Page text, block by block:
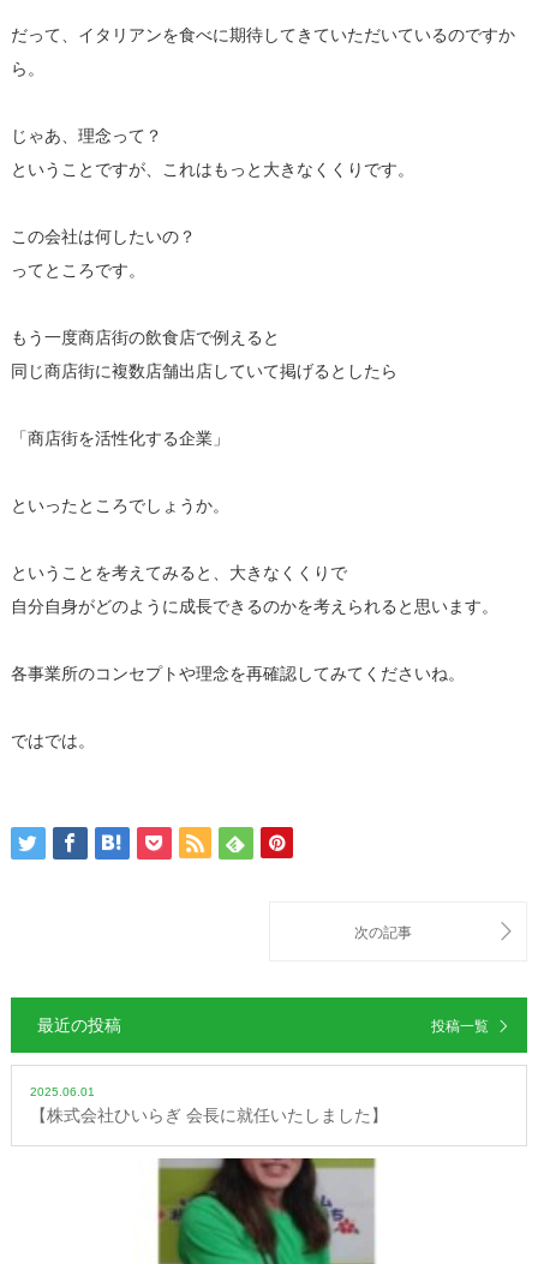
だって、イタリアンを食べに期待してきていただいているのですか
ら。
じゃあ、理念って？
ということですが、これはもっと大きなくくりです。
この会社は何したいの？
ってところです。
もう一度商店街の飲食店で例えると
同じ商店街に複数店舗出店していて掲げるとしたら
「商店街を活性化する企業」
といったところでしょうか。
ということを考えてみると、大きなくくりで
自分自身がどのように成長できるのかを考えられると思います。
各事業所のコンセプトや理念を再確認してみてくださいね。
ではでは。
最近の投稿 投稿一覧
2025.06.01
【株式会社ひいらぎ 会長に就任いたしました】